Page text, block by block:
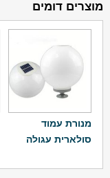
מוצרים דומים
מנורת עמוד
סולארית עגולה